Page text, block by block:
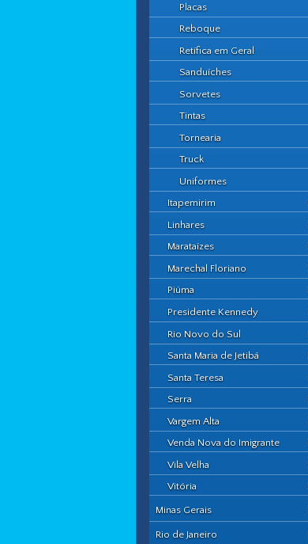
Placas
Reboque
Retífica em Geral
Sanduíches
Sorvetes
Tintas
Tornearia
Truck
Uniformes
Itapemirim
Linhares
Marataízes
Marechal Floriano
Piúma
Presidente Kennedy
Rio Novo do Sul
Santa Maria de Jetibá
Santa Teresa
Serra
Vargem Alta
Venda Nova do Imigrante
Vila Velha
Vitória
Minas Gerais
Rio de Janeiro